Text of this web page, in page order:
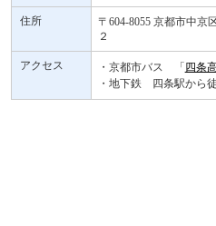
住所
〒604-8055 京都市中京
２
アクセス ・京都市バス 「 四条
・地下鉄 四条駅から